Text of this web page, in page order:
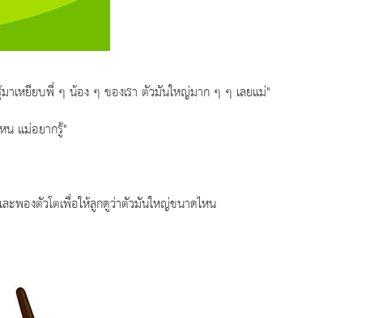
หยียบพี่ ๆ น้อง ๆ ของเรา ตัวมันใหญ่มาก ๆ ๆ เลยแม่"
น แม่อยากรู้"
ะพองตัวโตเพื่อให้ลูกดูว่าตัวมันใหญ่ขนาดไหน